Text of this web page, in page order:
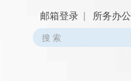
邮箱登录 所务办公